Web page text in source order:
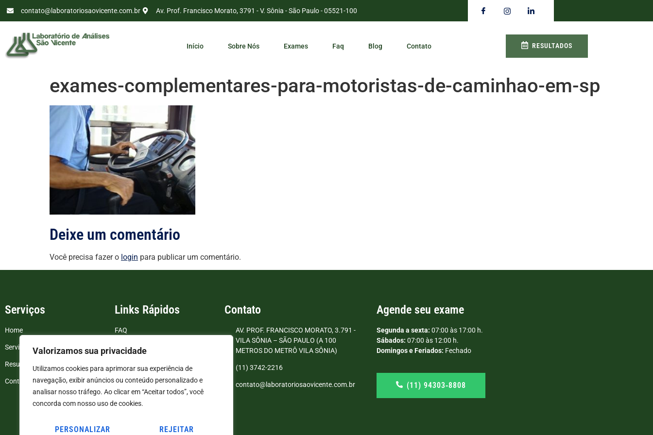
Valorizamos sua privacidade
Utilizamos cookies para aprimorar sua experiência de
navegação, exibir anúncios ou conteúdo personalizado e
analisar nosso tráfego. Ao clicar em “Aceitar todos”, você
concorda com nosso uso de cookies.
PERSONALIZAR REJEITAR
contato@laboratoriosaovicente.com.br Av. Prof. Francisco Morato, 3791 - V. Sônia - São Paulo - 05521-100
Início Sobre Nós Exames Faq Blog Contato RESULTADOS
exames-complementares-para-motoristas-de-caminhao-em-sp
Deixe um comentário
Você precisa fazer o login para publicar um comentário.
Serviços
Home
Serviços
Resultados de exames
Contato
Links Rápidos
FAQ
Blog
Politica de Privacidade
Termos e Condições
Contato
AV. PROF. FRANCISCO MORATO, 3.791 -
VILA SÔNIA – SÃO PAULO (A 100
METROS DO METRÔ VILA SÔNIA)
(11) 3742-2216
contato@laboratoriosaovicente.com.br
Agende seu exame
Segunda a sexta: 07:00 às 17:00 h.
Sábados: 07:00 às 12:00 h.
Domingos e Feriados: Fechado
(11) 94303‑8808